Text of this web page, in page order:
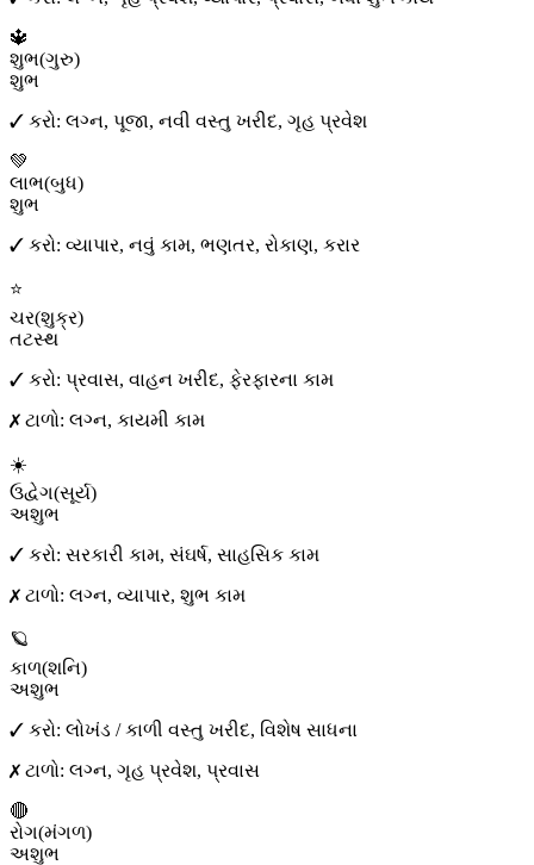
🔱
શુભ(ગુરુ)
શુભ
✓ કરો: લગ્ન, પૂજા, નવી વસ્તુ ખરીદ, ગૃહ પ્રવેશ
💚
લાભ(બુધ)
શુભ
✓ કરો: વ્યાપાર, નવું કામ, ભણતર, રોકાણ, કરાર
⭐
ચર(શુક્ર)
તટસ્થ
✓ કરો: પ્રવાસ, વાહન ખરીદ, ફેરફારના કામ
✗ ટાળો: લગ્ન, કાયમી કામ
☀️
ઉદ્વેગ(સૂર્ય)
અશુભ
✓ કરો: સરકારી કામ, સંઘર્ષ, સાહસિક કામ
✗ ટાળો: લગ્ન, વ્યાપાર, શુભ કામ
🪐
કાળ(શનિ)
અશુભ
✓ કરો: લોખંડ / કાળી વસ્તુ ખરીદ, વિશેષ સાધના
✗ ટાળો: લગ્ન, ગૃહ પ્રવેશ, પ્રવાસ
🔴
રોગ(મંગળ)
અશુભ